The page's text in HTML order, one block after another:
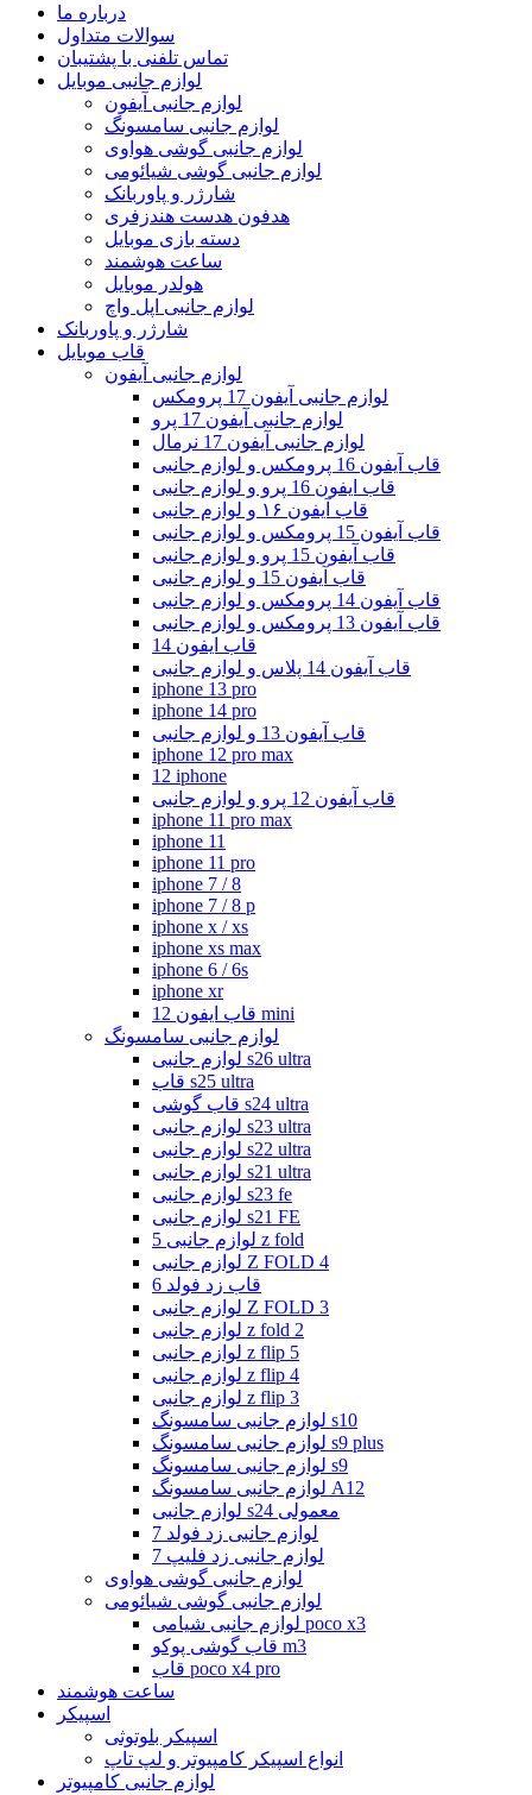
درباره ما
سوالات متداول
تماس تلفنی با پشتیبان
لوازم جانبی موبایل
لوازم جانبی آیفون
لوازم جانبی سامسونگ
لوازم جانبی گوشی هواوی
لوازم جانبی گوشی شیائومی
شارژر و پاوربانک
هدفون هدست هندزفری
دسته بازی موبایل
ساعت هوشمند
هولدر موبایل
لوازم جانبی اپل واچ
شارژر و پاوربانک
قاب موبایل
لوازم جانبی آیفون
لوازم جانبی آیفون 17 پرومکس
لوازم جانبی آیفون 17 پرو
لوازم جانبی آیفون 17 نرمال
قاب آیفون 16 پرومکس و لوازم جانبی
قاب ایفون 16 پرو و لوازم جانبی
قاب آیفون ۱۶ و لوازم جانبی
قاب آیفون 15 پرومکس و لوازم جانبی
قاب آیفون 15 پرو و لوازم جانبی
قاب آیفون 15 و لوازم جانبی
قاب آیفون 14 پرومکس و لوازم جانبی
قاب آیفون 13 پرومکس و لوازم جانبی
قاب ایفون 14
قاب آیفون 14 پلاس و لوازم جانبی
iphone 13 pro
iphone 14 pro
قاب آیفون 13 و لوازم جانبی
iphone 12 pro max
12 iphone
قاب آیفون 12 پرو و لوازم جانبی
iphone 11 pro max
iphone 11
iphone 11 pro
iphone 7 / 8
iphone 7 / 8 p
iphone x / xs
iphone xs max
iphone 6 / 6s
iphone xr
قاب ایفون 12 mini
لوازم جانبی سامسونگ
لوازم جانبی s26 ultra
قاب s25 ultra
قاب گوشی s24 ultra
لوازم جانبی s23 ultra
لوازم جانبی s22 ultra
لوازم جانبی s21 ultra
لوازم جانبی s23 fe
لوازم جانبی s21 FE
لوازم جانبی 5 z fold
لوازم جانبی Z FOLD 4
قاب زد فولد 6
لوازم جانبی Z FOLD 3
لوازم جانبی z fold 2
لوازم جانبی z flip 5
لوازم جانبی z flip 4
لوازم جانبی z flip 3
لوازم جانبی سامسونگ s10
لوازم جانبی سامسونگ s9 plus
لوازم جانبی سامسونگ s9
لوازم جانبی سامسونگ A12
لوازم جانبی s24 معمولی
لوازم جانبی زد فولد 7
لوازم جانبی زد فلیپ 7
لوازم جانبی گوشی هواوی
لوازم جانبی گوشی شیائومی
لوازم جانبی شیامی poco x3
قاب گوشی پوکو m3
قاب poco x4 pro
ساعت هوشمند
اسپیکر
اسپیکر بلوتوثی
انواع اسپیکر کامپیوتر و لپ تاپ
لوازم جانبی کامپیوتر